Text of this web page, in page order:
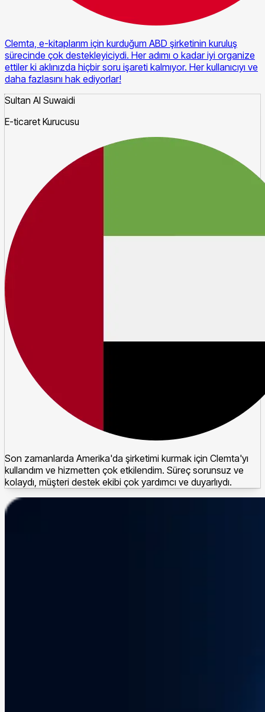
Clemta, e-kitaplarım için kurduğum ABD şirketinin kuruluş
sürecinde çok destekleyiciydi. Her adımı o kadar iyi organize
ettiler ki aklınızda hiçbir soru işareti kalmıyor. Her kullanıcıyı ve
daha fazlasını hak ediyorlar!
Sultan Al Suwaidi
E-ticaret Kurucusu
Son zamanlarda Amerika'da şirketimi kurmak için Clemta'yı
kullandım ve hizmetten çok etkilendim. Süreç sorunsuz ve
kolaydı, müşteri destek ekibi çok yardımcı ve duyarlıydı.